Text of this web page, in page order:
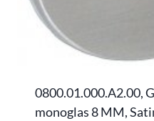
0800.01.000.A2.00,
monoglas 8 MM,